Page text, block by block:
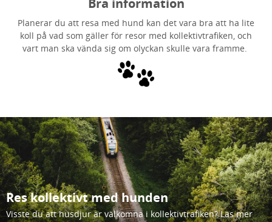
Planerar du att resa med hund kan det vara bra att ha lite
koll på vad som gäller för resor med kollektivtrafiken, och
vart man ska vända sig om olyckan skulle vara framme.
Res kollektivt med hunden
Visste du att husdjur är välkomna i kollektivtrafiken? Läs mer